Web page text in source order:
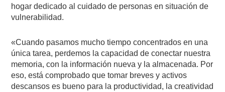
hogar dedicado al cuidado de personas en situación de
vulnerabilidad.
«Cuando pasamos mucho tiempo concentrados en una
única tarea, perdemos la capacidad de conectar nuestra
memoria, con la información nueva y la almacenada. Por
eso, está comprobado que tomar breves y activos
descansos es bueno para la productividad, la creatividad